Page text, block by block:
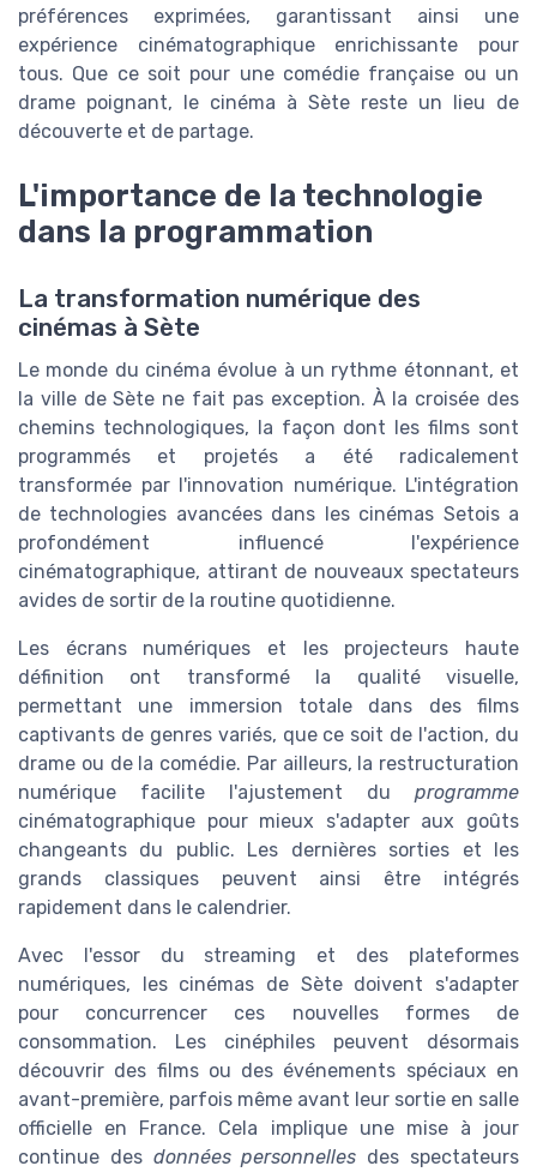
préférences exprimées, garantissant ainsi une
expérience cinématographique enrichissante pour
tous. Que ce soit pour une comédie française ou un
drame poignant, le cinéma à Sète reste un lieu de
découverte et de partage.
L'importance de la technologie
dans la programmation
La transformation numérique des
cinémas à Sète
Le monde du cinéma évolue à un rythme étonnant, et
la ville de Sète ne fait pas exception. À la croisée des
chemins technologiques, la façon dont les films sont
programmés et projetés a été radicalement
transformée par l'innovation numérique. L'intégration
de technologies avancées dans les cinémas Setois a
profondément influencé l'expérience
cinématographique, attirant de nouveaux spectateurs
avides de sortir de la routine quotidienne.
Les écrans numériques et les projecteurs haute
définition ont transformé la qualité visuelle,
permettant une immersion totale dans des films
captivants de genres variés, que ce soit de l'action, du
drame ou de la comédie. Par ailleurs, la restructuration
numérique facilite l'ajustement du programme
cinématographique pour mieux s'adapter aux goûts
changeants du public. Les dernières sorties et les
grands classiques peuvent ainsi être intégrés
rapidement dans le calendrier.
Avec l'essor du streaming et des plateformes
numériques, les cinémas de Sète doivent s'adapter
pour concurrencer ces nouvelles formes de
consommation. Les cinéphiles peuvent désormais
découvrir des films ou des événements spéciaux en
avant-première, parfois même avant leur sortie en salle
officielle en France. Cela implique une mise à jour
continue des données personnelles des spectateurs